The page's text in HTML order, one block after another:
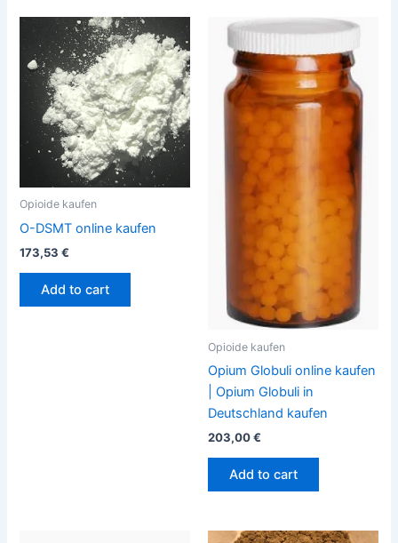
Opioide kaufen
O-DSMT online kaufen
173,53€
Add to cart
Opioide kaufen
Opium Globuli online kaufen
| Opium Globuli in
Deutschland kaufen
203,00€
Add to cart